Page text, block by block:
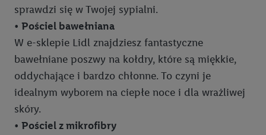
sprawdzi się w Twojej sypialni.
• Pościel bawełniana
W e-sklepie Lidl znajdziesz fantastyczne
bawełniane poszwy na kołdry, które są miękkie,
oddychające i bardzo chłonne. To czyni je
idealnym wyborem na ciepłe noce i dla wrażliwej
skóry.
• Pościel z mikrofibry